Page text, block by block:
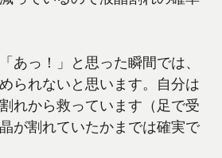
あっ！」と思った瞬間では、
られないと思います。自分は
れから救っています（足で受
が割れていたかまでは確実で